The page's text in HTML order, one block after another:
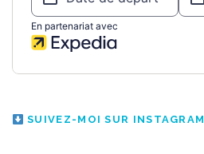
SUIVEZ-MOI SUR INSTAGRAM